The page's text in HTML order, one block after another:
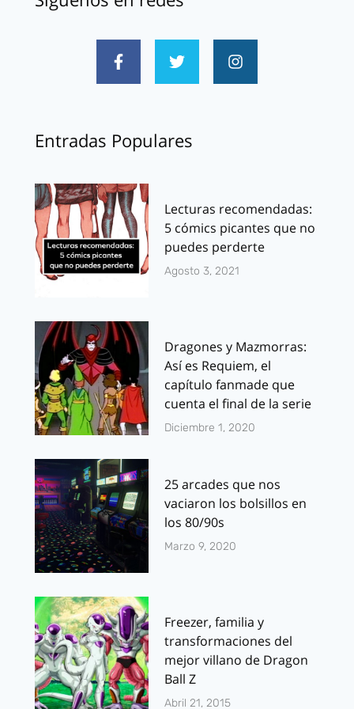
Entradas Populares
Lecturas recomendadas:
5 cómics picantes que no
puedes perderte
Agosto 3, 2021
Dragones y Mazmorras:
Así es Requiem, el
capítulo fanmade que
cuenta el final de la serie
Diciembre 1, 2020
25 arcades que nos
vaciaron los bolsillos en
los 80/90s
Marzo 9, 2020
Freezer, familia y
transformaciones del
mejor villano de Dragon
Ball Z
Abril 21, 2015